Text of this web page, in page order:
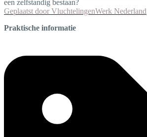
een zelfstandig bestaan?
Geplaatst door VluchtelingenWerk Nederland
Praktische informatie